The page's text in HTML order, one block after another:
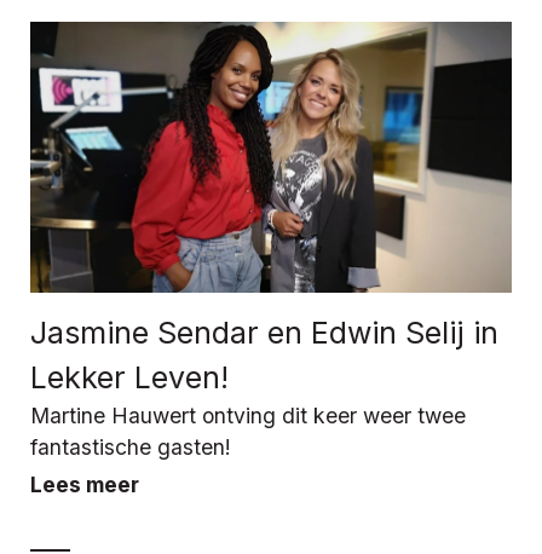
Jasmine Sendar en Edwin Selij in
Lekker Leven!
Martine Hauwert ontving dit keer weer twee
fantastische gasten!
Lees meer